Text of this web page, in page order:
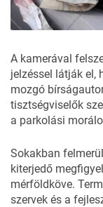
A kamerával
jelzéssel látják el,
mozgó
tisztségviselők
a parkolási
Sokakban
kiterjedő
mérföldköve.
szervek és a